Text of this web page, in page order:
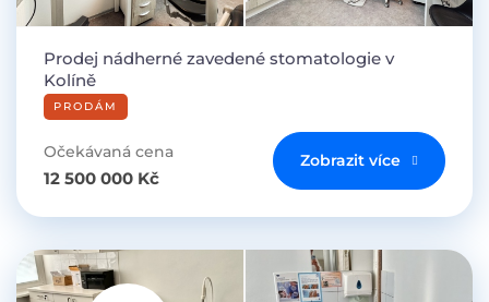
Prodej nádherné zavedené stomatologie v
Kolíně
PRODÁM
Očekávaná cena
12 500 000 Kč
Zobrazit více